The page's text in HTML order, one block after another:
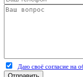
Даю своё согласие на